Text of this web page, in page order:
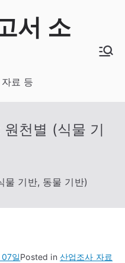
서 소
료 등
천별 (식물 기
물 기반, 동물 기반)
일Posted in 산업조사 자료